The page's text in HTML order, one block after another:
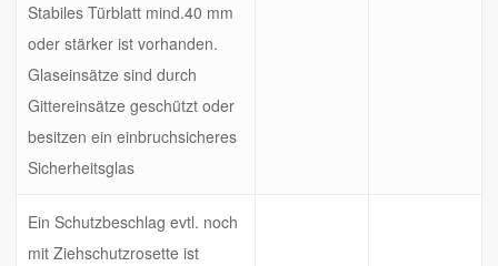
Stabiles Türblatt mind.40 mm
oder stärker ist vorhanden.
Glaseinsätze sind durch
Gittereinsätze geschützt oder
besitzen ein einbruchsicheres
Sicherheitsglas
Ein Schutzbeschlag evtl. noch
mit Ziehschutzrosette ist